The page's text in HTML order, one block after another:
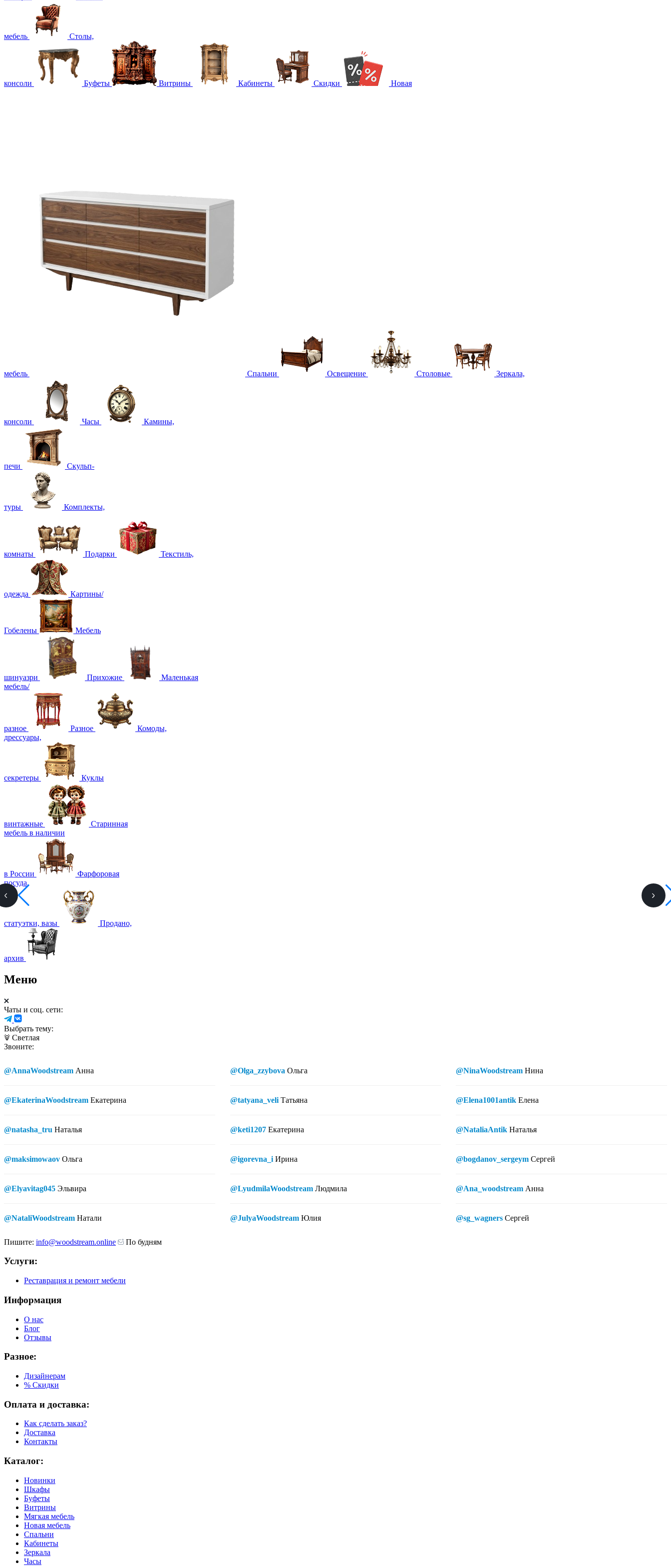
мебель Столы,
консоли Буфеты Витрины Кабинеты Скидки Новая
мебель Спальни Освещение Столовые Зеркала,
консоли Часы Камины,
печи Скульп-
туры Комплекты,
комнаты Подарки Текстиль,
одежда Картины/
Гобелены Мебель
шинуазри Прихожие
Маленькая
мебель/
разное Разное
Комоды,
дрессуары,
секретеры Куклы
винтажные
Старинная
мебель в наличии
в России
Фарфоровая
посуда,
статуэтки, вазы Продано,
архив
Меню
Чаты и соц. сети:
Выбрать тему:
Светлая
Звоните:
@AnnaWoodstream Анна
@EkaterinaWoodstream Екатерина
@natasha_tru Наталья
@maksimowaov Ольга
@Elyavitag045 Эльвира
@NataliWoodstream Натали
@Olga_zzybova Ольга
@tatyana_veli Татьяна
@keti1207 Екатерина
@igorevna_i Ирина
@LyudmilaWoodstream Людмила
@JulyaWoodstream Юлия
@NinaWoodstream Нина
@Elena1001antik Елена
@NataliaAntik Наталья
@bogdanov_sergeym Сергей
@Ana_woodstream Анна
@sg_wagners Сергей
Пишите: info@woodstream.online По будням
Услуги:
Реставрация и ремонт мебели
Информация
О нас
Блог
Отзывы
Разное:
Дизайнерам
% Скидки
Оплата и доставка:
Как сделать заказ?
Доставка
Контакты
Каталог:
Новинки
Шкафы
Буфеты
Витрины
Мягкая мебель
Новая мебель
Спальни
Кабинеты
Зеркала
Часы